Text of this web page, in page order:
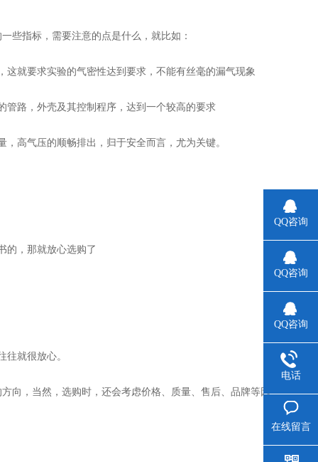
指标，需要注意的点是什么，就比如：
就要求实验的气密性达到要求，不能有丝毫的漏气现象
路，外壳及其控制程序，达到一个较高的要求
高气压的顺畅排出，归于安全而言，尤为关键。
，那就放心选购了
就很放心。
，当然，选购时，还会考虑价格、质量、售后、品牌等因
QQ咨询
QQ咨询
QQ咨询
电话
在线留言